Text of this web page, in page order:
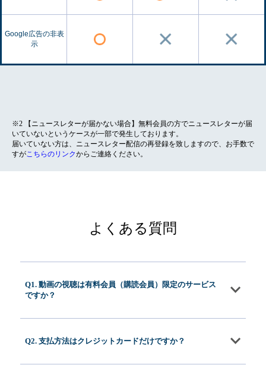
Google広告の非表
示
※2 【ニュースレターが届かない場合】無料会員の方でニュースレターが届
いていないというケースが一部で発生しております。
届いていない方は、ニュースレター配信の再登録を致しますので、お手数で
すがこちらのリンクからご連絡ください。
よくある質問
Q1. 動画の視聴は有料会員（購読会員）限定のサービス
ですか？
Q2. 支払方法はクレジットカードだけですか？